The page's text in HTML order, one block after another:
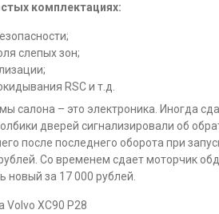
комплектациях:
слепых зон;
RSC и т.д.
салона – это электроника. Иногда
дверей сигнализировали об
после последнего оборота при
Со временем сдает моторчик
новый за 17 000 рублей.